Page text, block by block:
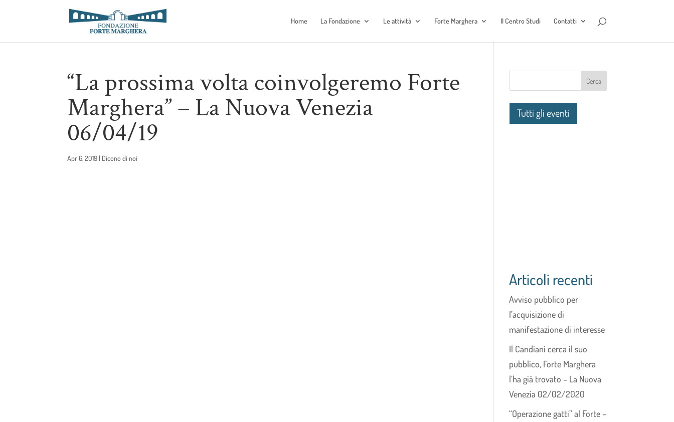
Home La Fondazione Le attività Forte Marghera Il Centro Studi Contatti
“La prossima volta coinvolgeremo Forte
Marghera” – La Nuova Venezia
06/04/19
Apr 6, 2019 | Dicono di noi
Tutti gli eventi
Articoli recenti
Avviso pubblico per
l’acquisizione di
manifestazione di interesse
Il Candiani cerca il suo
pubblico, Forte Marghera
l’ha già trovato – La Nuova
Venezia 02/02/2020
“Operazione gatti” al Forte –